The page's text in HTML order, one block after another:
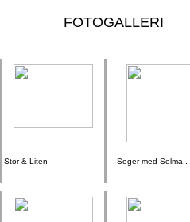
FOTOGALLERI
Stor & Liten Seger med Selma..